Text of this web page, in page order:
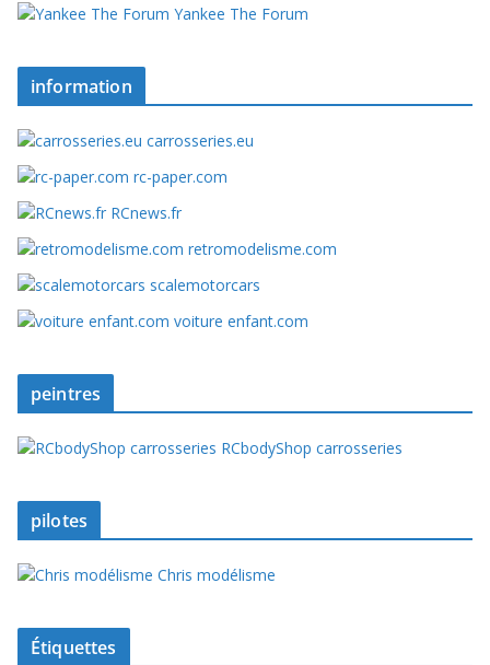
Yankee The Forum
information
carrosseries.eu
rc-paper.com
RCnews.fr
retromodelisme.com
scalemotorcars
voiture enfant.com
peintres
RCbodyShop carrosseries
pilotes
Chris modélisme
Étiquettes